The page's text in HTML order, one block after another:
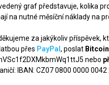
graf představuje, kolika
na nutné měsíční náklady na
za jakýkoliv příspěvek,
přes PayPal , poslat Bitcoin
nebo
IBAN: CZ07 0800 0000 0042